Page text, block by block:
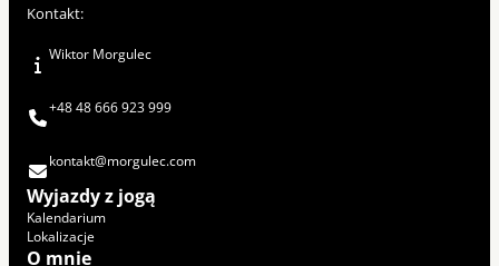
Kontakt:
Wiktor Morgulec
+48 48 666 923 999
kontakt@morgulec.com
Wyjazdy z jogą
Kalendarium
Lokalizacje
O mnie